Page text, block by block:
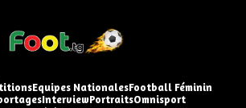
Equipes NationalesFootball Féminin
InterviewPortraitsOmnisport